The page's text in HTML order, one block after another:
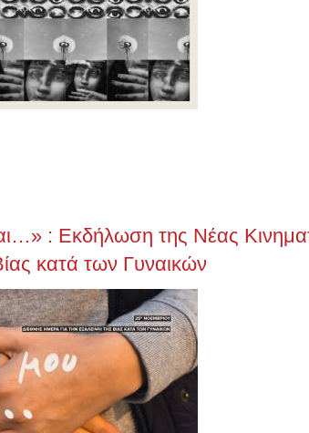
: Εκδήλωση της Νέας
κατά των Γυναικών